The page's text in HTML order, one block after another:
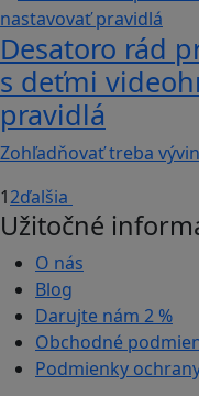
Desatoro rád
s deťmi
pravidlá
Zohľadňovať treba
12ďalšia
Užitočné
O nás
Blog
Darujte nám 2 %
Obchodné
Podmienky